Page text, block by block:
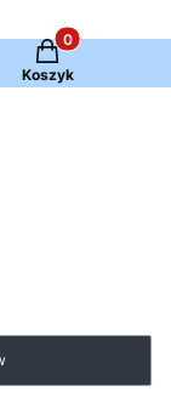
Produkty w
Koszyk